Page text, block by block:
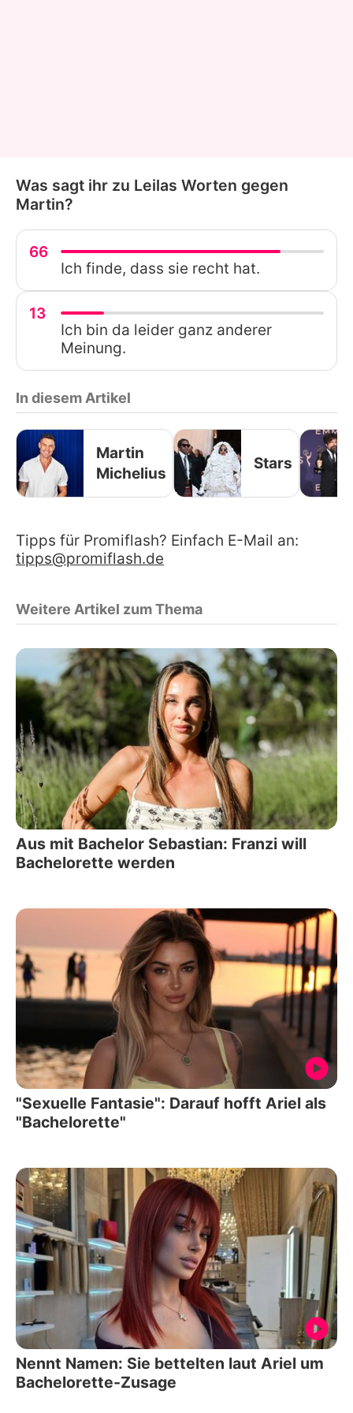
Was sagt ihr zu Leilas Worten gegen
Martin?
66
Ich finde, dass sie recht hat.
13
Ich bin da leider ganz anderer
Meinung.
In diesem Artikel
Martin
Michelius
Stars
Tipps für Promiflash? Einfach E-Mail an:
tipps@promiflash.de
Weitere Artikel zum Thema
Aus mit Bachelor Sebastian: Franzi will
Bachelorette werden
"Sexuelle Fantasie": Darauf hofft Ariel als
"Bachelorette"
Nennt Namen: Sie bettelten laut Ariel um
Bachelorette-Zusage